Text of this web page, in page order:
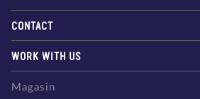
CONTACT
WORK WITH US
Magasin